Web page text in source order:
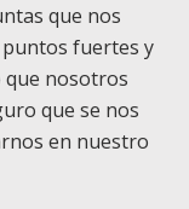
que nos
fuertes y
que nosotros
que se nos
en nuestro